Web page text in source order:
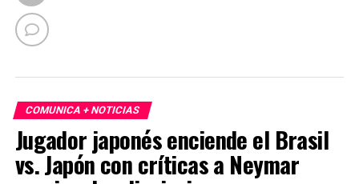
COMUNICA + NOTICIAS
Jugador japonés enciende el Brasil
vs. Japón con críticas a Neymar